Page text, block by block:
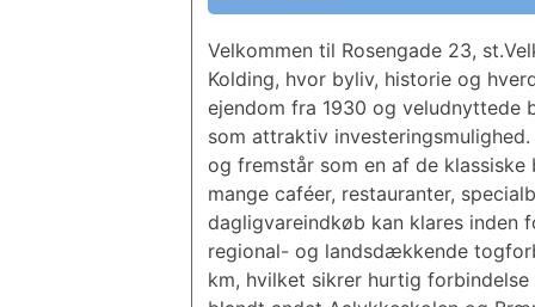
Velkommen til Rosengade 23,
Kolding, hvor byliv, historie og
ejendom fra 1930 og
som attraktiv
og fremstår som en af de
mange caféer, restauranter,
dagligvareindkøb kan klares inden
regional- og landsdækkende
km, hvilket sikrer hurtig